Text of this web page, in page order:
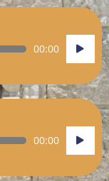
אודיו
00:00
אודיו
00:00